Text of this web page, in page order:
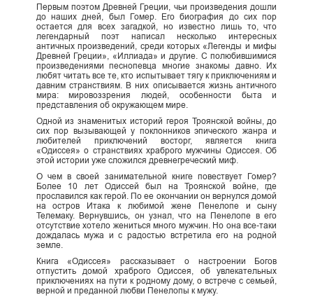
Первым поэтом Древней Греции, чьи произведения дошли
до наших дней, был Гомер. Его биография до сих пор
остается для всех загадкой, но известно лишь то, что
легендарный поэт написал несколько интересных
античных произведений, среди которых «Легенды и мифы
Древней Греции», «Иллиада» и другие. С полюбившимися
произведениями песнопевца многие знакомы давно. Их
любят читать все те, кто испытывает тягу к приключениям и
давним странствиям. В них описывается жизнь античного
мира: мировоззрения людей, особенности быта и
представления об окружающем мире.
Одной из знаменитых историй героя Троянской войны, до
сих пор вызывающей у поклонников эпического жанра и
любителей приключений восторг, является книга
«Одиссея» о странствиях храброго мужчины Одиссея. Об
этой истории уже сложился древнегреческий миф.
О чем в своей занимательной книге повествует Гомер?
Более 10 лет Одиссей был на Троянской войне, где
прославился как герой. По ее окончании он вернулся домой
на остров Итака к любимой жене Пенелопе и сыну
Телемаку. Вернувшись, он узнал, что на Пенелопе в его
отсутствие хотело жениться много мужчин. Но она все-таки
дождалась мужа и с радостью встретила его на родной
земле.
Книга «Одиссея» рассказывает о настроении Богов
отпустить домой храброго Одиссея, об увлекательных
приключениях на пути к родному дому, о встрече с семьей,
верной и преданной любви Пенелопы к мужу.